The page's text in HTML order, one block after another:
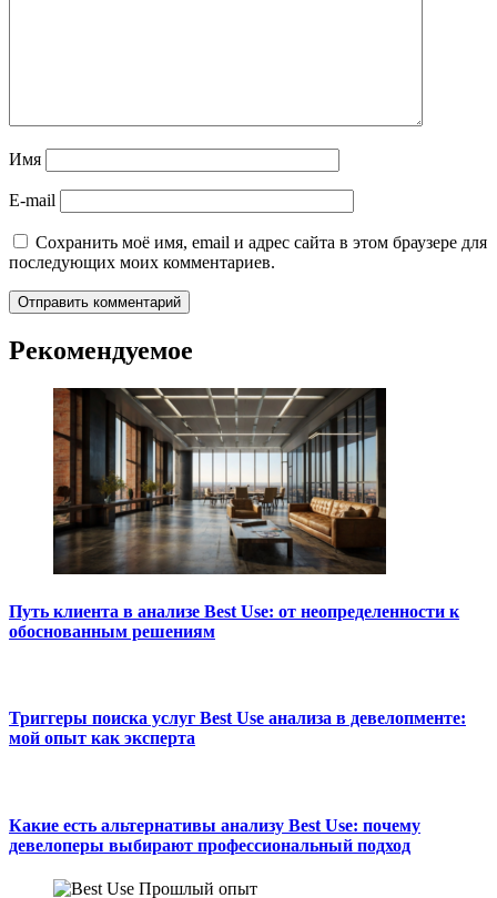
Имя
E-mail
Сохранить моё имя, email и адрес сайта в этом браузере для
последующих моих комментариев.
Рекомендуемое
Путь клиента в анализе Best Use: от неопределенности к
обоснованным решениям
Триггеры поиска услуг Best Use анализа в девелопменте:
мой опыт как эксперта
Какие есть альтернативы анализу Best Use: почему
девелоперы выбирают профессиональный подход